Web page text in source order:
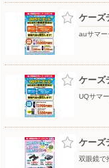
ケーズ
auサマー
ケーズ
UQサマ
ケーズ
双眼鏡で